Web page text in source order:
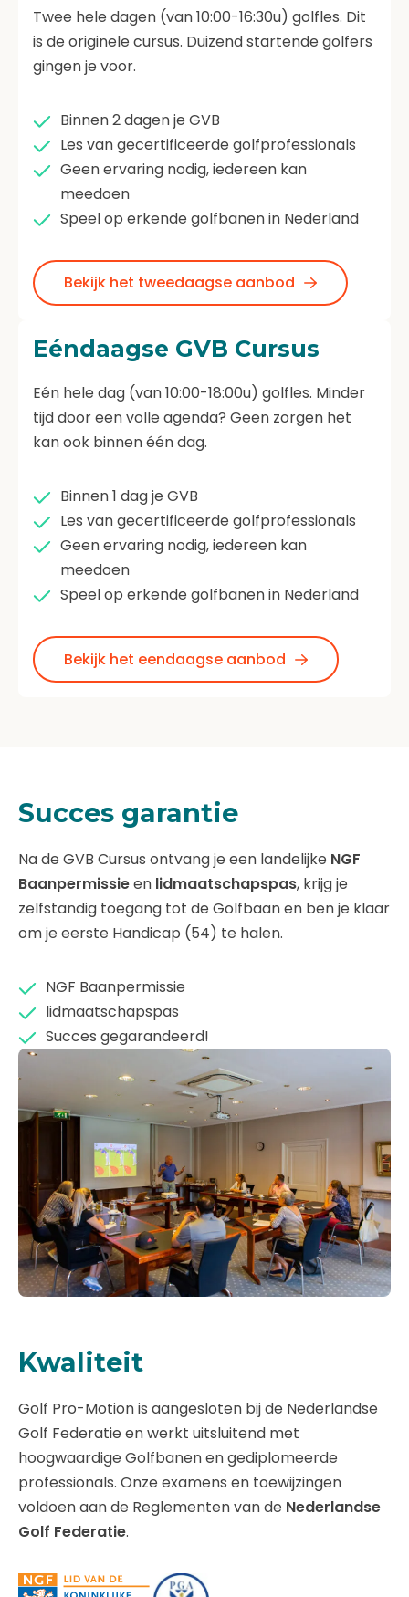
Twee hele dagen (van 10:00-16:30u) golfles. Dit
is de originele cursus. Duizend startende golfers
gingen je voor.
Binnen 2 dagen je GVB
Les van gecertificeerde golfprofessionals
Geen ervaring nodig, iedereen kan
meedoen
Speel op erkende golfbanen in Nederland
Bekijk het tweedaagse aanbod
Eéndaagse GVB Cursus
Eén hele dag (van 10:00-18:00u) golfles. Minder
tijd door een volle agenda? Geen zorgen het
kan ook binnen één dag.
Binnen 1 dag je GVB
Les van gecertificeerde golfprofessionals
Geen ervaring nodig, iedereen kan
meedoen
Speel op erkende golfbanen in Nederland
Bekijk het eendaagse aanbod
Succes garantie
Na de GVB Cursus ontvang je een landelijke NGF
Baanpermissieen lidmaatschapspas, krijg je
zelfstandig toegang tot de Golfbaan en ben je klaar
om je eerste Handicap (54) te halen.
NGF Baanpermissie
lidmaatschapspas
Succes gegarandeerd!
Kwaliteit
Golf Pro-Motion is aangesloten bij de Nederlandse
Golf Federatie en werkt uitsluitend met
hoogwaardige Golfbanen en gediplomeerde
professionals. Onze examens en toewijzingen
voldoen aan de Reglementen van de Nederlandse
Golf Federatie.